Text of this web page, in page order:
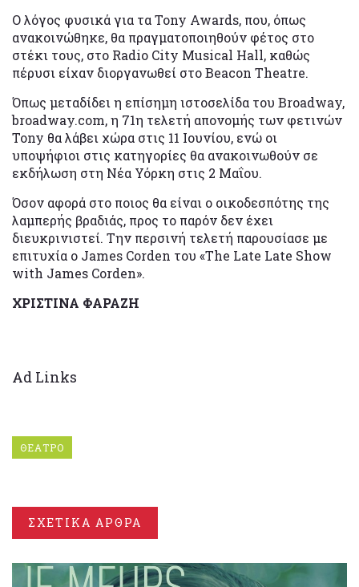
Ο λόγος φυσικά για τα Tony Awards, που, όπως
ανακοινώθηκε, θα πραγματοποιηθούν φέτος στο
στέκι τους, στο Radio City Musical Hall, καθώς
πέρυσι είχαν διοργανωθεί στο Beacon Theatre.
Όπως μεταδίδει η επίσημη ιστοσελίδα του Broadway,
broadway.com, η 71η τελετή απονομής των φετινών
Tony θα λάβει χώρα στις 11 Ιουνίου, ενώ οι
υποψήφιοι στις κατηγορίες θα ανακοινωθούν σε
εκδήλωση στη Νέα Υόρκη στις 2 Μαΐου.
Όσον αφορά στο ποιος θα είναι ο οικοδεσπότης της
λαμπερής βραδιάς, προς το παρόν δεν έχει
διευκρινιστεί. Την περσινή τελετή παρουσίασε με
επιτυχία ο James Corden του «The Late Late Show
with James Corden».
ΧΡΙΣΤΙΝΑ ΦΑΡΑΖΗ
Ad Links
ΘΕΑΤΡΟ
ΣΧΕΤΙΚΑ ΑΡΘΡΑ